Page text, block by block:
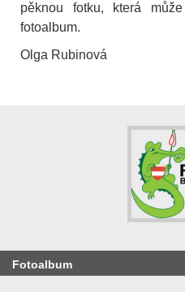
pěknou fotku, která
fotoalbum.
Olga Rubinová
Fotoalbum